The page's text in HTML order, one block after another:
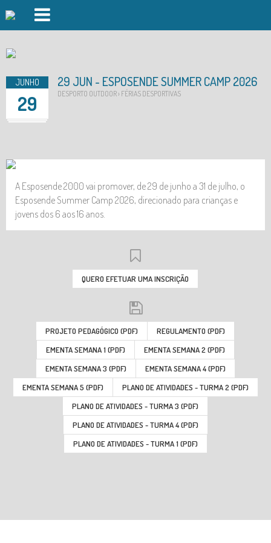
GINÁSIO
AUDITÓRIO
LOGIN
JUNHO
29
29 JUN - ESPOSENDE SUMMER CAMP 2026
DESPORTO OUTDOOR › FÉRIAS DESPORTIVAS
A Esposende 2000 vai promover, de 29 de junho a 31 de julho, o
Esposende Summer Camp 2026, direcionado para crianças e
jovens dos 6 aos 16 anos.
QUERO EFETUAR UMA INSCRIÇÃO
PROJETO PEDAGÓGICO (PDF)
REGULAMENTO (PDF)
EMENTA SEMANA 1 (PDF)
EMENTA SEMANA 2 (PDF)
EMENTA SEMANA 3 (PDF)
EMENTA SEMANA 4 (PDF)
EMENTA SEMANA 5 (PDF)
PLANO DE ATIVIDADES - TURMA 2 (PDF)
PLANO DE ATIVIDADES - TURMA 3 (PDF)
PLANO DE ATIVIDADES - TURMA 4 (PDF)
PLANO DE ATIVIDADES - TURMA 1 (PDF)